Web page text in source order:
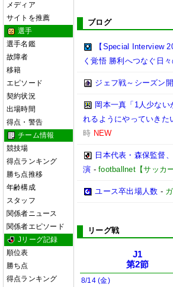
メディア
サイトを推薦
選手
選手名鑑
故障者
移籍
エピソード
契約状況
出場時間
得点・警告
チーム情報
競技場
得点ランキング
勝ち点推移
年齢構成
スタッフ
関係者ニュース
関係者エピソード
Jリーグ記録
順位表
勝ち点
得点ランキング
ブログ
【Special Interview
く覚悟 勝利へつなぐ日
ジェフ戦～シーズン
岡本一真「1人少な
れるようにやっていきた
時 NEW
日本代表・森保監督
演 -footballnet【サッカ
ユース卒出場人数 -
リーグ戦
J1
第2節
8/14 (金)